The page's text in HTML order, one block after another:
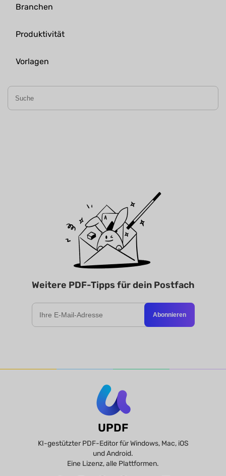
Branchen
Produktivität
Vorlagen
Weitere PDF-Tipps für dein Postfach
Abonnieren
UPDF
KI-gestützter PDF-Editor für Windows, Mac, iOS
und Android.
Eine Lizenz, alle Plattformen.